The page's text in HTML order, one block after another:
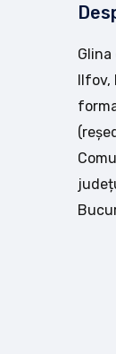
Ilfov,